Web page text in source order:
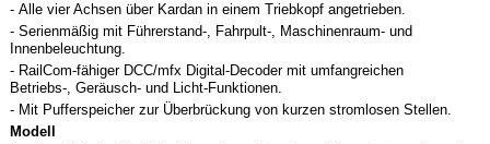
- Alle vier Achsen über Kardan in einem Triebkopf angetrieben.
- Serienmäßig mit Führerstand-, Fahrpult-, Maschinenraum- und
Innenbeleuchtung.
- RailCom-fähiger DCC/mfx Digital-Decoder mit umfangreichen
Betriebs-, Geräusch- und Licht-Funktionen.
- Mit Pufferspeicher zur Überbrückung von kurzen stromlosen Stellen.
Modell